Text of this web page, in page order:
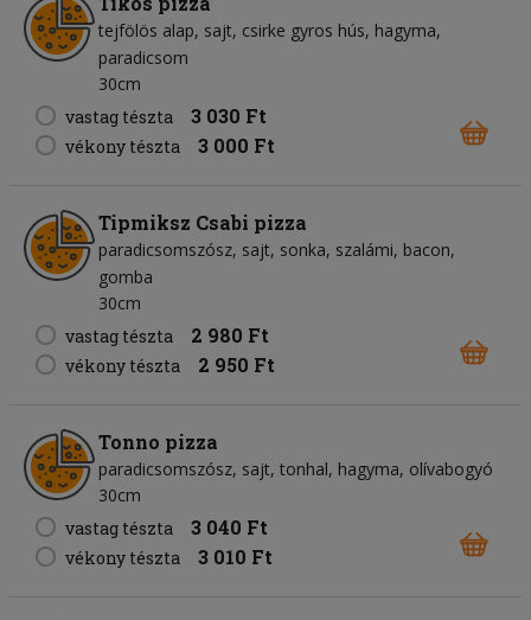
tejfölös alap sajt csirke gyros hús hagyma
paradicsom
30cm
vastag tészta
3 030 Ft
vékony tészta 3 000 Ft
Tipmiksz Csabi pizza
paradicsomszósz sajt sonka szalámi bacon
gomba
30cm
vastag tészta
2 980 Ft
vékony tészta 2 950 Ft
Tonno pizza
paradicsomszósz sajt tonhal hagyma olívabogyó
30cm
vastag tészta
3 040 Ft
vékony tészta 3 010 Ft